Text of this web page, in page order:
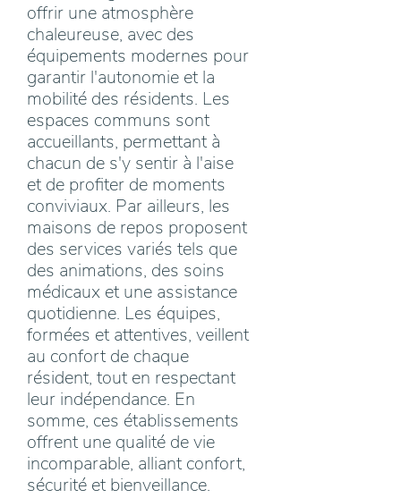
offrir une atmosphère
chaleureuse, avec des
équipements modernes pour
garantir l'autonomie et la
mobilité des résidents. Les
espaces communs sont
accueillants, permettant à
chacun de s'y sentir à l'aise
et de profiter de moments
conviviaux. Par ailleurs, les
maisons de repos proposent
des services variés tels que
des animations, des soins
médicaux et une assistance
quotidienne. Les équipes,
formées et attentives, veillent
au confort de chaque
résident, tout en respectant
leur indépendance. En
somme, ces établissements
offrent une qualité de vie
incomparable, alliant confort,
sécurité et bienveillance.